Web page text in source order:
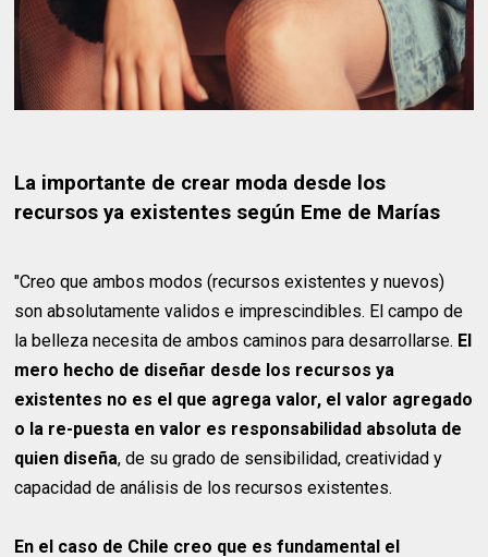
La importante de crear moda desde los
recursos ya existentes según Eme de Marías
"Creo que ambos modos (recursos existentes y nuevos)
son absolutamente validos e imprescindibles. El campo de
la belleza necesita de ambos caminos para desarrollarse. El
mero hecho de diseñar desde los recursos ya
existentes no es el que agrega valor, el valor agregado
o la re-puesta en valor es responsabilidad absoluta de
quien diseña, de su grado de sensibilidad, creatividad y
capacidad de análisis de los recursos existentes.
En el caso de Chile creo que es fundamental el